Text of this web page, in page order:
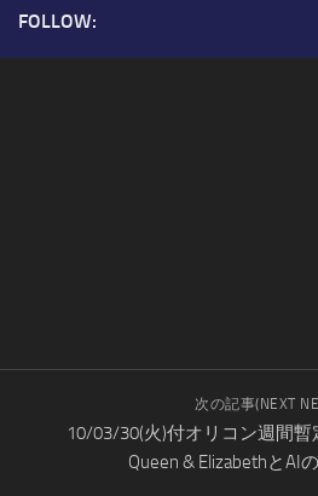
FOLLOW:
次の記事(NEXT
10/03/30(火)付オリコン週間
Queen & ElizabethとAI